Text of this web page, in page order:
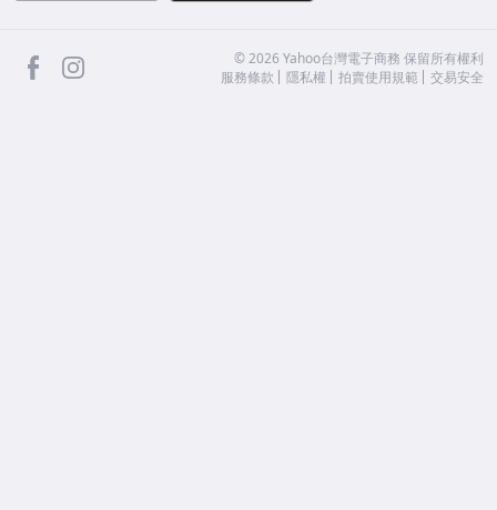
facebook ©2026 Yahoo台灣電子商務 保留所有權利
服務條款
隱私權 拍賣使用規範 交易安全